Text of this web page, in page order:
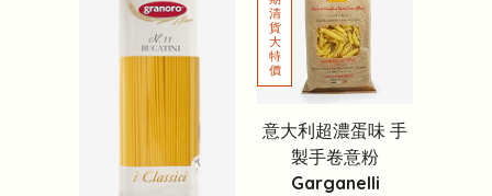
意大利超濃蛋味 手
製手卷意粉
Garganelli